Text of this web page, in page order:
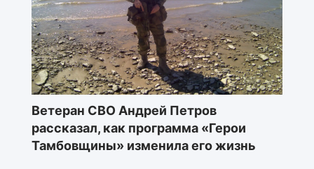
Ветеран СВО Андрей Петров
рассказал, как программа «Герои
Тамбовщины» изменила его жизнь